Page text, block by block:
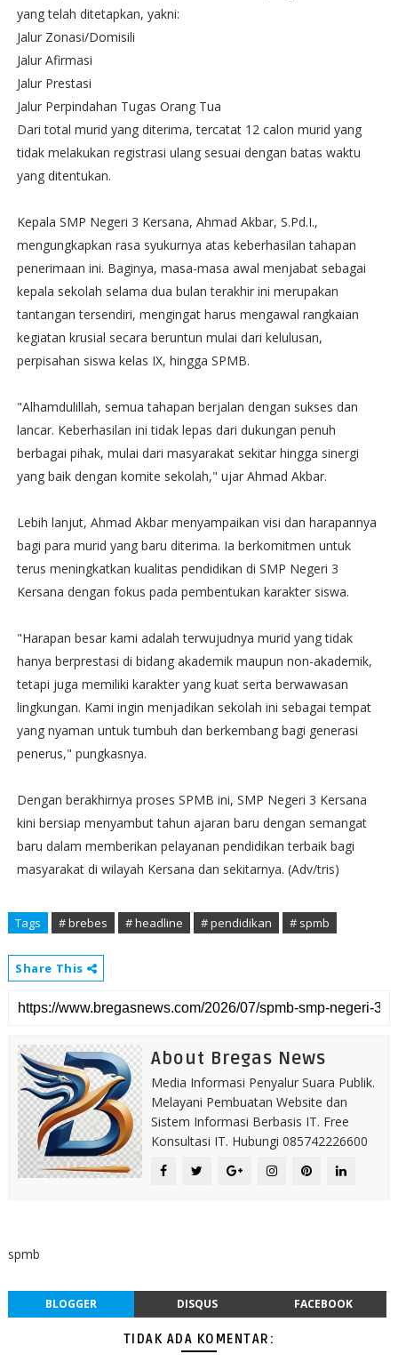
yang telah ditetapkan, yakni:
​Jalur Zonasi/Domisili
​Jalur Afirmasi
​Jalur Prestasi
​Jalur Perpindahan Tugas Orang Tua
​Dari total murid yang diterima, tercatat 12 calon murid yang
tidak melakukan registrasi ulang sesuai dengan batas waktu
yang ditentukan.
​Kepala SMP Negeri 3 Kersana, Ahmad Akbar, S.Pd.I.,
mengungkapkan rasa syukurnya atas keberhasilan tahapan
penerimaan ini. Baginya, masa-masa awal menjabat sebagai
kepala sekolah selama dua bulan terakhir ini merupakan
tantangan tersendiri, mengingat harus mengawal rangkaian
kegiatan krusial secara beruntun mulai dari kelulusan,
perpisahan siswa kelas IX, hingga SPMB.
​"Alhamdulillah, semua tahapan berjalan dengan sukses dan
lancar. Keberhasilan ini tidak lepas dari dukungan penuh
berbagai pihak, mulai dari masyarakat sekitar hingga sinergi
yang baik dengan komite sekolah," ujar Ahmad Akbar.
​Lebih lanjut, Ahmad Akbar menyampaikan visi dan harapannya
bagi para murid yang baru diterima. Ia berkomitmen untuk
terus meningkatkan kualitas pendidikan di SMP Negeri 3
Kersana dengan fokus pada pembentukan karakter siswa.
​"Harapan besar kami adalah terwujudnya murid yang tidak
hanya berprestasi di bidang akademik maupun non-akademik,
tetapi juga memiliki karakter yang kuat serta berwawasan
lingkungan. Kami ingin menjadikan sekolah ini sebagai tempat
yang nyaman untuk tumbuh dan berkembang bagi generasi
penerus," pungkasnya.
​Dengan berakhirnya proses SPMB ini, SMP Negeri 3 Kersana
kini bersiap menyambut tahun ajaran baru dengan semangat
baru dalam memberikan pelayanan pendidikan terbaik bagi
masyarakat di wilayah Kersana dan sekitarnya. (Adv/tris)
Tags # brebes # headline # pendidikan # spmb
Share This
About Bregas News
Media Informasi Penyalur Suara Publik.
Melayani Pembuatan Website dan
Sistem Informasi Berbasis IT. Free
Konsultasi IT. Hubungi 085742226600
spmb
BLOGGER DISQUS FACEBOOK
TIDAK ADA KOMENTAR: